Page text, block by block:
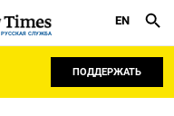
РУССКАЯ СЛУЖБА
EN
ПОДДЕРЖАТЬ